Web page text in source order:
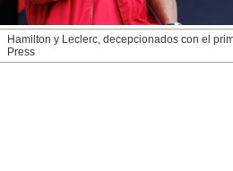
coste.
botón
CONFIGURAR
RECHAZAR
Hamilton y Leclerc, decepcionados con el
Press